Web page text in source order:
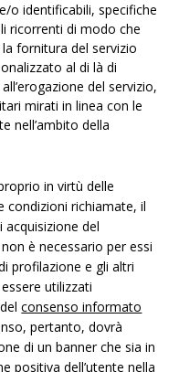
o identificabili, specifiche
ricorrenti di modo che
fornitura del servizio
al di là di
del servizio,
mirati in linea con le
nell’ambito della
in virtù delle
condizioni richiamate, il
acquisizione del
è necessario per essi
profilazione e gli altri
utilizzati
delconsenso informato
pertanto, dovrà
di un banner che sia in
positiva dell’utente nella